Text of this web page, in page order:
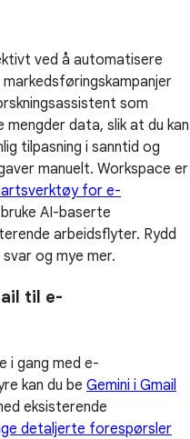
ved å automatisere
som
data, slik at du kan
tilpasning i sanntid og
manuelt. Workspace er
for e-
AI-baserte
arbeidsflyter. Rydd
og mye mer.
til e-
i gang med e-
kan du be Gemini i Gmail
eksisterende
detaljerte forespørsler